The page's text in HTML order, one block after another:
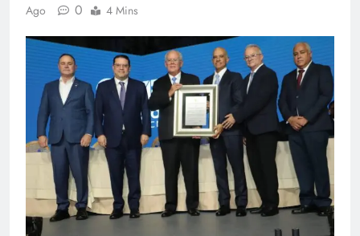
Ago
0 4 Mins